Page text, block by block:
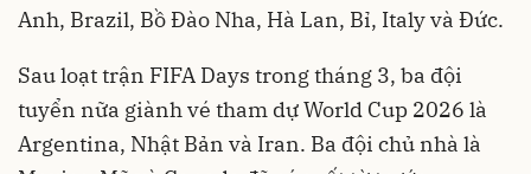
Anh, Brazil, Bồ Đào Nha, Hà Lan, Bỉ, Italy và Đức.
Sau loạt trận FIFA Days trong tháng 3, ba đội
tuyển nữa giành vé tham dự World Cup 2026 là
Argentina, Nhật Bản và Iran. Ba đội chủ nhà là